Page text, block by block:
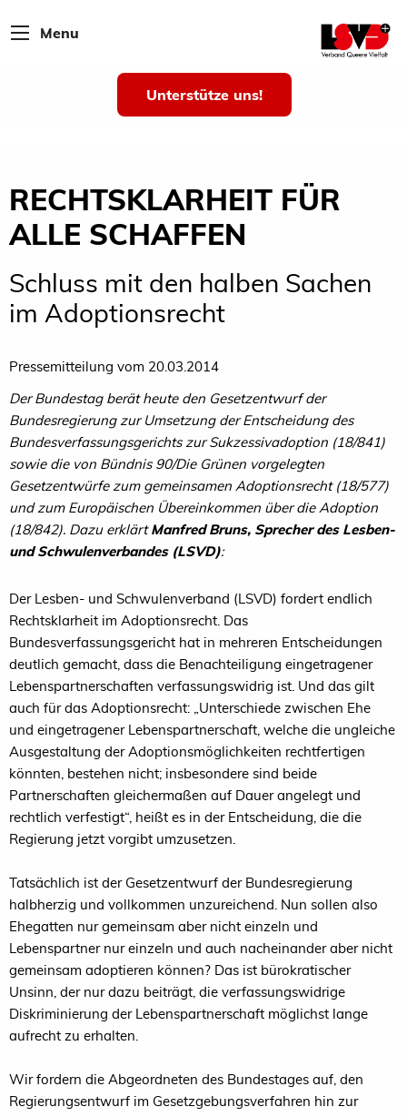
Menu
Unterstütze uns!
RECHTSKLARHEIT FÜR
ALLE SCHAFFEN
Schluss mit den halben Sachen
im Adoptionsrecht
Pressemitteilung vom 20.03.2014
Der Bundestag berät heute den Gesetzentwurf der
Bundesregierung zur Umsetzung der Entscheidung des
Bundesverfassungsgerichts zur Sukzessivadoption (18/841)
sowie die von Bündnis 90/Die Grünen vorgelegten
Gesetzentwürfe zum gemeinsamen Adoptionsrecht (18/577)
und zum Europäischen Übereinkommen über die Adoption
(18/842). Dazu erklärtManfred Bruns, Sprecher des Lesben-
und Schwulenverbandes (LSVD):
Der Lesben- und Schwulenverband (LSVD) fordert endlich
Rechtsklarheit im Adoptionsrecht. Das
Bundesverfassungsgericht hat in mehreren Entscheidungen
deutlich gemacht, dass die Benachteiligung eingetragener
Lebenspartnerschaften verfassungswidrig ist. Und das gilt
auch für das Adoptionsrecht: „Unterschiede zwischen Ehe
und eingetragener Lebenspartnerschaft, welche die ungleiche
Ausgestaltung der Adoptionsmöglichkeiten rechtfertigen
könnten, bestehen nicht; insbesondere sind beide
Partnerschaften gleichermaßen auf Dauer angelegt und
rechtlich verfestigt“, heißt es in der Entscheidung, die die
Regierung jetzt vorgibt umzusetzen.
Tatsächlich ist der Gesetzentwurf der Bundesregierung
halbherzig und vollkommen unzureichend. Nun sollen also
Ehegatten nur gemeinsam aber nicht einzeln und
Lebenspartner nur einzeln und auch nacheinander aber nicht
gemeinsam adoptieren können? Das ist bürokratischer
Unsinn, der nur dazu beiträgt, die verfassungswidrige
Diskriminierung der Lebenspartnerschaft möglichst lange
aufrecht zu erhalten.
Wir fordern die Abgeordneten des Bundestages auf, den
Regierungsentwurf im Gesetzgebungsverfahren hin zur